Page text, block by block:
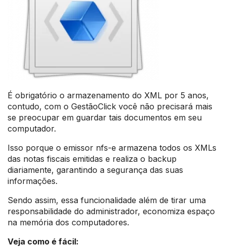
É obrigatório o armazenamento do XML por 5 anos,
contudo, com o GestãoClick você não precisará mais
se preocupar em guardar tais documentos em seu
computador.
Isso porque o emissor nfs-e armazena todos os XMLs
das notas fiscais emitidas e realiza o backup
diariamente, garantindo a segurança das suas
informações.
Sendo assim, essa funcionalidade além de tirar uma
responsabilidade do administrador, economiza espaço
na memória dos computadores.
Veja como é fácil: